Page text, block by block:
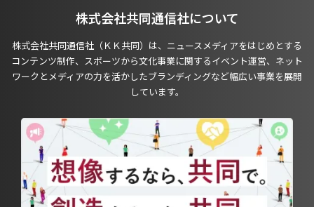
株式会社共同通信社について
株式会社共同通信社（ＫＫ共同）は、ニュースメディアをはじめとする
コンテンツ制作、スポーツから文化事業に関するイベント運営、ネット
ワークとメディアの力を活かしたブランディングなど幅広い事業を展開
しています。